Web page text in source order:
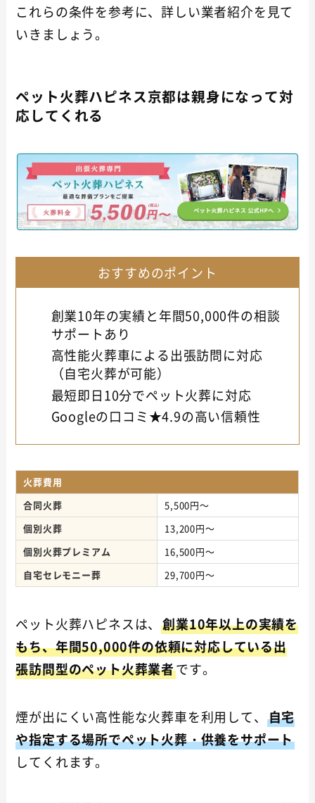
これらの条件を参考に、詳しい業者紹介を見て
いきましょう。
ペット火葬ハピネス京都は親身になって対
応してくれる
おすすめのポイント
創業10年の実績と年間50,000件の相談
サポートあり
高性能火葬車による出張訪問に対応
（自宅火葬が可能）
最短即日10分でペット火葬に対応
Googleの口コミ★4.9の高い信頼性
火葬費用
合同火葬
5,500円～
個別火葬
13,200円～
個別火葬プレミアム
16,500円～
自宅セレモニー葬
29,700円～
ペット火葬ハピネスは、創業10年以上の実績を
もち、年間50,000件の依頼に対応している出
張訪問型のペット火葬業者です。
煙が出にくい高性能な火葬車を利用して、 自宅
や指定する場所でペット火葬・供養をサポート
してくれます。